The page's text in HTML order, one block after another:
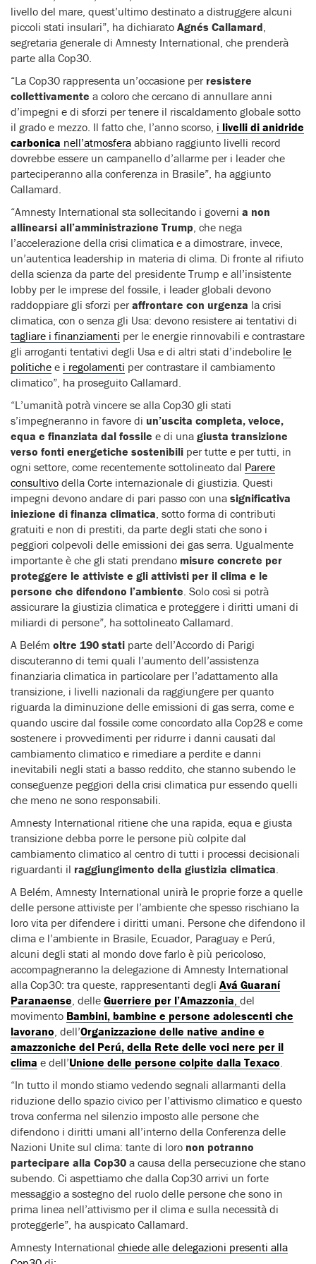
livello del mare, quest’ultimo destinato a distruggere alcuni
piccoli stati insulari”, ha dichiarato Agnés Callamard
segretaria generale di Amnesty International, che prenderà
parte alla Cop30.
“La Cop30 rappresenta un’occasione per resistere
collettivamente a coloro che cercano di annullare anni
d’impegni e di sforzi per tenere il riscaldamento globale sotto
il grado e mezzo. Il fatto che, l’anno scorso, i livelli di anidride
carbonica nell’atmosfera abbiano raggiunto livelli record
dovrebbe essere un campanello d’allarme per i leader che
parteciperanno alla conferenza in Brasile”, ha aggiunto
Callamard.
“Amnesty International sta sollecitando i governi a non
allinearsi all’amministrazione Trump , che nega
l’accelerazione della crisi climatica e a dimostrare, invece,
un’autentica leadership in materia di clima. Di fronte al rifiuto
della scienza da parte del presidente Trump e all’insistente
lobby per le imprese del fossile, i leader globali devono
raddoppiare gli sforzi per affrontare con urgenza la crisi
climatica, con o senza gli Usa: devono resistere ai tentativi di
tagliare i finanziamenti per le energie rinnovabili e contrastare
gli arroganti tentativi degli Usa e di altri stati d’indebolire le
politiche e i regolamenti per contrastare il cambiamento
climatico”, ha proseguito Callamard.
“L’umanità potrà vincere se alla Cop30 gli stati
s’impegneranno in favore di un’uscita completa, veloce,
equa e finanziata dal fossile e di una giusta transizione
verso fonti energetiche sostenibili per tutte e per tutti, in
ogni settore, come recentemente sottolineato dal Parere
consultivo della Corte internazionale di giustizia. Questi
impegni devono andare di pari passo con una significativa
iniezione di finanza climatica , sotto forma di contributi
gratuiti e non di prestiti, da parte degli stati che sono i
peggiori colpevoli delle emissioni dei gas serra. Ugualmente
importante è che gli stati prendano misure concrete per
proteggere le attiviste e gli attivisti per il clima e le
persone che difendono l’ambiente . Solo così si potrà
assicurare la giustizia climatica e proteggere i diritti umani di
miliardi di persone”, ha sottolineato Callamard.
A Belém oltre 190 stati parte dell’Accordo di Parigi
discuteranno di temi quali l’aumento dell’assistenza
finanziaria climatica in particolare per l’adattamento alla
transizione, i livelli nazionali da raggiungere per quanto
riguarda la diminuzione delle emissioni di gas serra, come e
quando uscire dal fossile come concordato alla Cop28 e come
sostenere i provvedimenti per ridurre i danni causati dal
cambiamento climatico e rimediare a perdite e danni
inevitabili negli stati a basso reddito, che stanno subendo le
conseguenze peggiori della crisi climatica pur essendo quelli
che meno ne sono responsabili.
Amnesty International ritiene che una rapida, equa e giusta
transizione debba porre le persone più colpite dal
cambiamento climatico al centro di tutti i processi decisionali
riguardanti il raggiungimento della giustizia climatica
A Belém, Amnesty International unirà le proprie forze a quelle
delle persone attiviste per l’ambiente che spesso rischiano la
loro vita per difendere i diritti umani. Persone che difendono il
clima e l’ambiente in Brasile, Ecuador, Paraguay e Perú,
alcuni degli stati al mondo dove farlo è più pericoloso,
accompagneranno la delegazione di Amnesty International
alla Cop30: tra queste, rappresentanti degli Avá Guaraní
Paranaense , delle Guerriere per l’Amazzonia del
movimento Bambini, bambine e persone adolescenti che
lavorano , dell’Organizzazione delle native andine e
amazzoniche del Perú, della Rete delle voci nere per il
clima e dell’Unione delle persone colpite dalla Texaco
“In tutto il mondo stiamo vedendo segnali allarmanti della
riduzione dello spazio civico per l’attivismo climatico e questo
trova conferma nel silenzio imposto alle persone che
difendono i diritti umani all’interno della Conferenza delle
Nazioni Unite sul clima: tante di loro non potranno
partecipare alla Cop30 a causa della persecuzione che stano
subendo. Ci aspettiamo che dalla Cop30 arrivi un forte
messaggio a sostegno del ruolo delle persone che sono in
prima linea nell’attivismo per il clima e sulla necessità di
proteggerle”, ha auspicato Callamard.
Amnesty International chiede alle delegazioni presenti alla